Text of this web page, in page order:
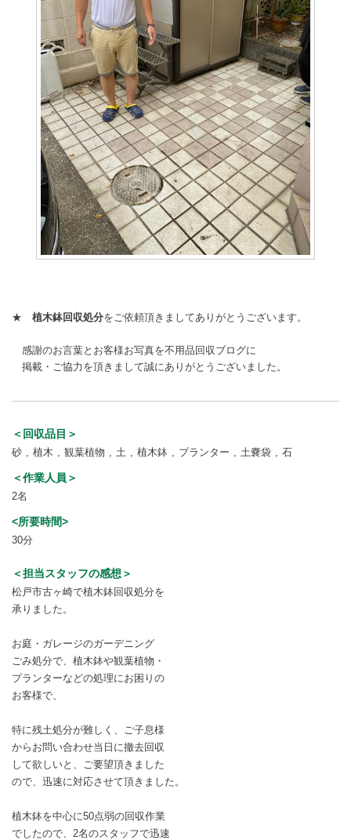
★ 植木鉢回収処分をご依頼頂きましてありがとうございます。
感謝のお言葉とお客様お写真を不用品回収ブログに
掲載・ご協力を頂きまして誠にありがとうございました。
＜回収品目＞
砂 植木 観葉植物 土 植木鉢 プランター 土嚢袋 石
＜作業人員＞
2名
<所要時間>
30分
＜担当スタッフの感想＞
松戸市古ヶ崎で植木鉢回収処分を
承りました。
お庭・ガレージのガーデニング
ごみ処分で、植木鉢や観葉植物・
プランターなどの処理にお困りの
お客様で、
特に残土処分が難しく、ご子息様
からお問い合わせ当日に撤去回収
して欲しいと、ご要望頂きました
ので、迅速に対応させて頂きました。
植木鉢を中心に50点弱の回収作業
でしたので、2名のスタッフで迅速